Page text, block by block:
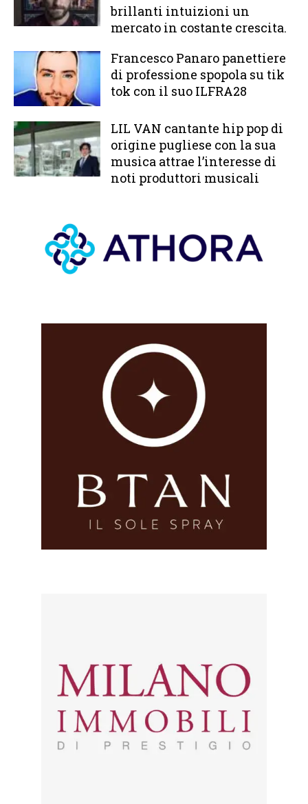
brillanti intuizioni un
mercato in costante crescita.
Francesco Panaro panettiere
di professione spopola su tik
tok con il suo ILFRA28
LIL VAN cantante hip pop di
origine pugliese con la sua
musica attrae l’interesse di
noti produttori musicali